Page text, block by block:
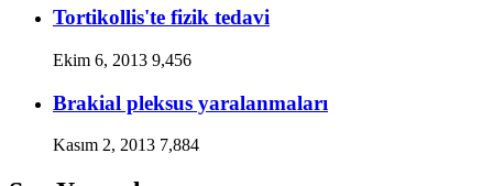
Tortikollis'te fizik tedavi
Ekim 6, 2013 9,456
Brakial pleksus yaralanmaları
Kasım 2, 2013 7,884